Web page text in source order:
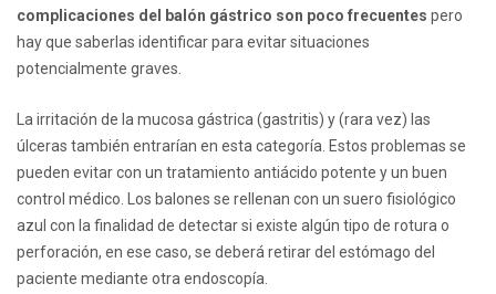
complicaciones del balón gástrico son poco frecuentes pero
hay que saberlas identificar para evitar situaciones
potencialmente graves.
La irritación de la mucosa gástrica (gastritis) y (rara vez) las
úlceras también entrarían en esta categoría. Estos problemas se
pueden evitar con un tratamiento antiácido potente y un buen
control médico. Los balones se rellenan con un suero fisiológico
azul con la finalidad de detectar si existe algún tipo de rotura o
perforación, en ese caso, se deberá retirar del estómago del
paciente mediante otra endoscopía.